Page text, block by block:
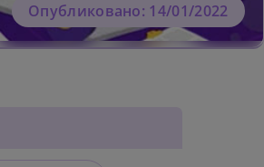
Опубликовано: 14/01/2022